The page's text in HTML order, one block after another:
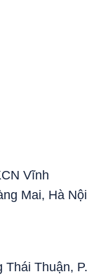
Vĩnh
Mai, Hà Nội
Thuận, P.